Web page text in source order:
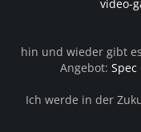
video-
hin und wieder gibt
Angebot: Spec
Ich werde in der